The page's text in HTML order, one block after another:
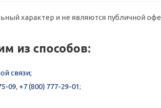
характер и не являются публичной
из способов:
связи;
09, +7 (800) 777-29-01;